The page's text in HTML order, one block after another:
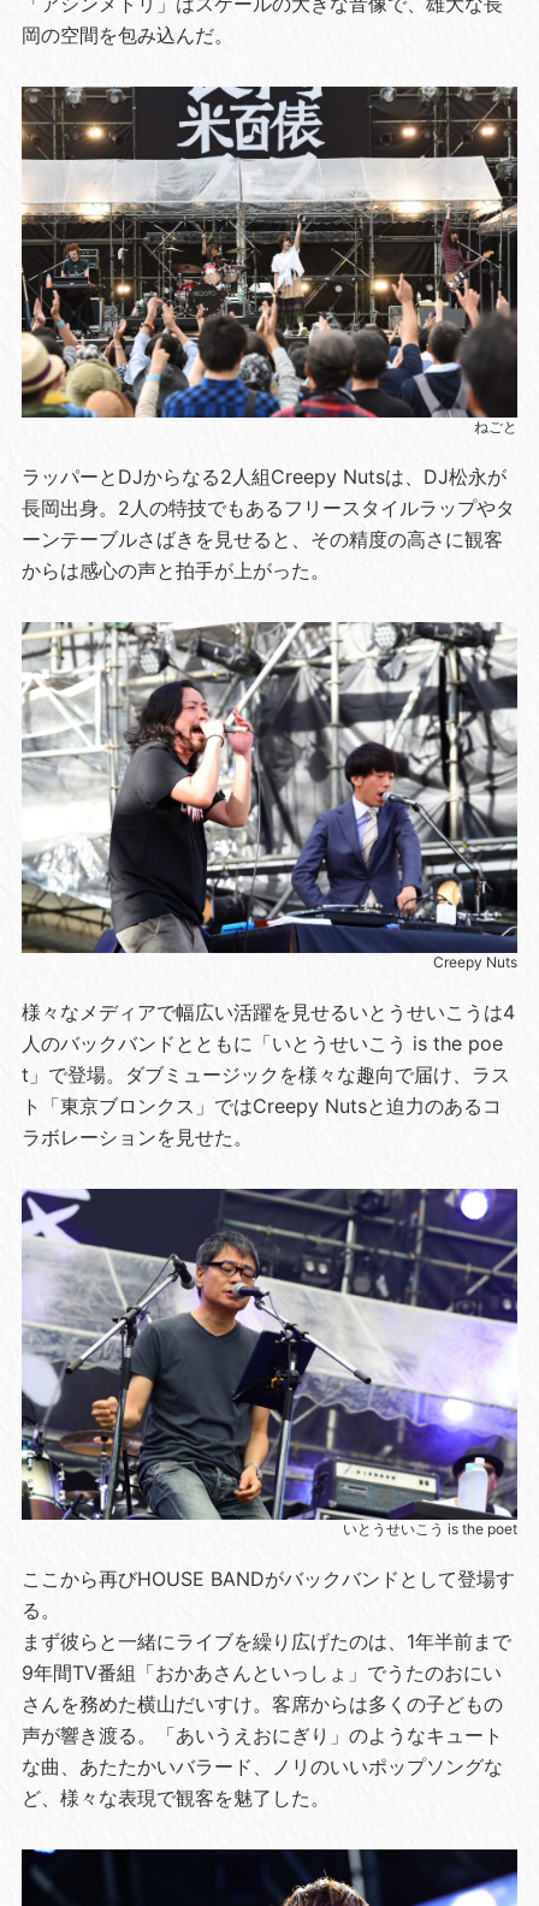
岡の空間を包み込んだ。
ねごと
ラッパーとDJからなる2人組Creepy Nutsは、DJ松永が
長岡出身。2人の特技でもあるフリースタイルラップやタ
ーンテーブルさばきを見せると、その精度の高さに観客
からは感心の声と拍手が上がった。
Creepy Nuts
様々なメディアで幅広い活躍を見せるいとうせいこうは4
人のバックバンドとともに「いとうせいこう is the poe
t」で登場。ダブミュージックを様々な趣向で届け、ラス
ト「東京ブロンクス」ではCreepy Nutsと迫力のあるコ
ラボレーションを見せた。
いとうせいこう is the poet
ここから再びHOUSE BANDがバックバンドとして登場す
る。
まず彼らと一緒にライブを繰り広げたのは、1年半前まで
9年間TV番組「おかあさんといっしょ」でうたのおにい
さんを務めた横山だいすけ。客席からは多くの子どもの
声が響き渡る。「あいうえおにぎり」のようなキュート
な曲、あたたかいバラード、ノリのいいポップソングな
ど、様々な表現で観客を魅了した。